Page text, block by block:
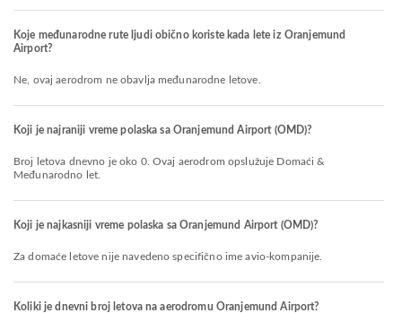
Koje međunarodne rute ljudi obično koriste kada lete iz Oranjemund
Airport?
Ne, ovaj aerodrom ne obavlja međunarodne letove.
Koji je najraniji vreme polaska sa Oranjemund Airport (OMD)?
Broj letova dnevno je oko 0. Ovaj aerodrom opslužuje Domaći &
Međunarodno let.
Koji je najkasniji vreme polaska sa Oranjemund Airport (OMD)?
Za domaće letove nije navedeno specifično ime avio-kompanije.
Koliki je dnevni broj letova na aerodromu Oranjemund Airport?